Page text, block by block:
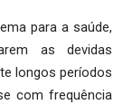
para a saúde,
as devidas
longos períodos
com frequência